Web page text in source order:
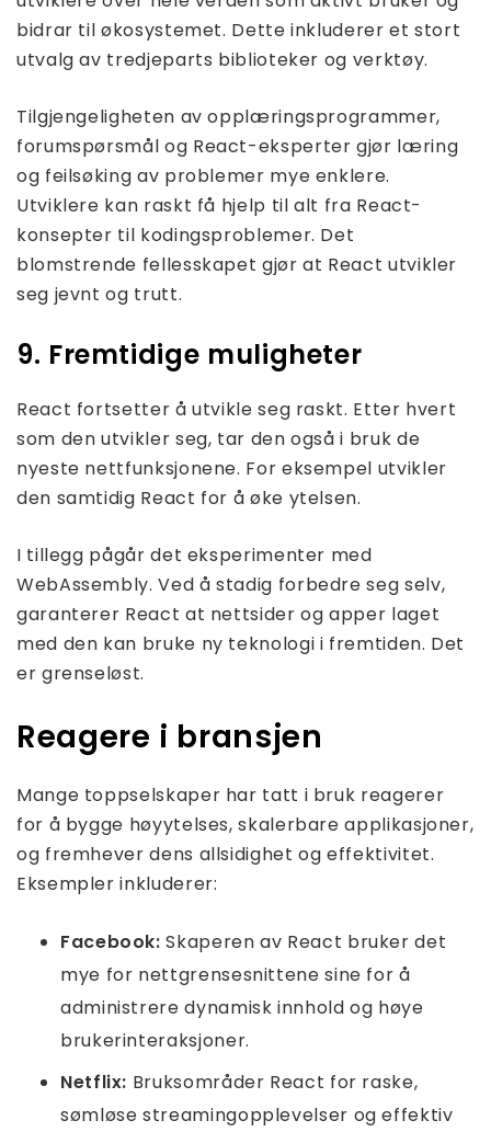
bidrar til økosystemet. Dette inkluderer et stort
utvalg av tredjeparts biblioteker og verktøy.
Tilgjengeligheten av opplæringsprogrammer,
forumspørsmål og React-eksperter gjør læring
og feilsøking av problemer mye enklere.
Utviklere kan raskt få hjelp til alt fra React-
konsepter til kodingsproblemer. Det
blomstrende fellesskapet gjør at React utvikler
seg jevnt og trutt.
9. Fremtidige muligheter
React fortsetter å utvikle seg raskt. Etter hvert
som den utvikler seg, tar den også i bruk de
nyeste nettfunksjonene. For eksempel utvikler
den samtidig React for å øke ytelsen.
I tillegg pågår det eksperimenter med
WebAssembly. Ved å stadig forbedre seg selv,
garanterer React at nettsider og apper laget
med den kan bruke ny teknologi i fremtiden. Det
er grenseløst.
Reagere i bransjen
Mange toppselskaper har tatt i bruk reagerer
for å bygge høyytelses, skalerbare applikasjoner,
og fremhever dens allsidighet og effektivitet.
Eksempler inkluderer:
Facebook:Skaperen av React bruker det
mye for nettgrensesnittene sine for å
administrere dynamisk innhold og høye
brukerinteraksjoner.
Netflix: Bruksområder React for raske,
sømløse streamingopplevelser og effektiv